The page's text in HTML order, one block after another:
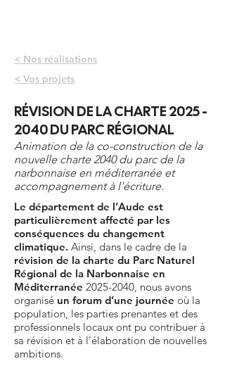
< Nos réalisations
< Vos projets
RÉVISION DE LA CHARTE 2025 -
2040 DU PARC RÉGIONAL
Animation de la co-construction de la
nouvelle charte 2040 du parc de la
narbonnaise en méditerranée et
accompagnement à l’écriture.
Le département de l’Aude est
particulièrement affecté par les
conséquences du changement
climatique. Ainsi, dans le cadre de la
révision de la charte du Parc Naturel
Régional de la Narbonnaise en
Méditerranée 2025-2040, nous avons
organisé un forum d’une journée où la
population, les parties prenantes et des
professionnels locaux ont pu contribuer à
sa révision et à l’élaboration de nouvelles
ambitions.